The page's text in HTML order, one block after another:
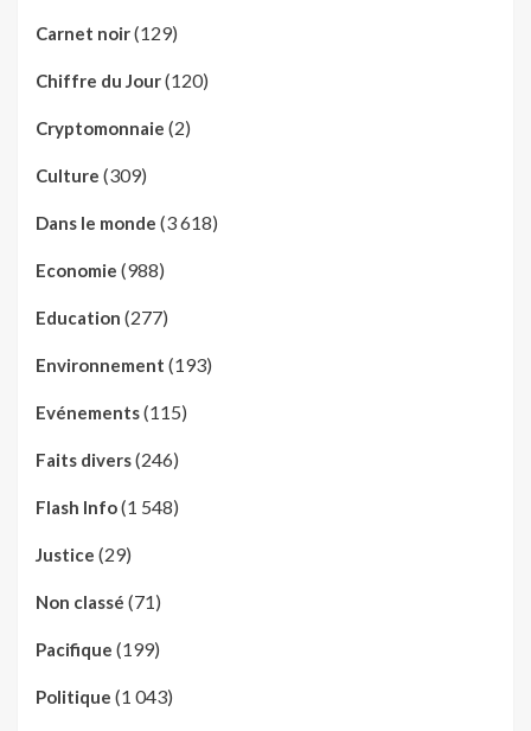
Carnet noir(129)
Chiffre du Jour(120)
Cryptomonnaie (2)
Culture (309)
Dans le monde (3 618)
Economie (988)
Education (277)
Environnement (193)
Evénements(115)
Faits divers(246)
Flash Info(1 548)
Justice (29)
Non classé (71)
Pacifique (199)
Politique (1 043)